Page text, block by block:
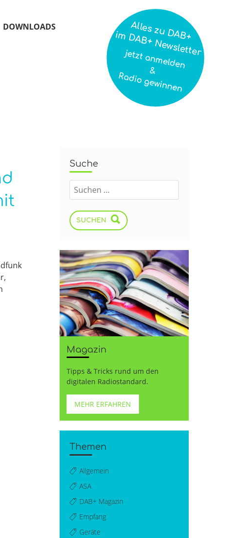
DOWNLOADS
Suche
SUCHEN
Magazin
Tipps & Tricks rund um den
digitalen Radiostandard.
MEHR ERFAHREN
Themen
Allgemein
ASA
DAB+ Magazin
Empfang
Geräte
Alles zu DAB+
im DAB+ Newsletter
jetzt anmelden
&
Radio gewinnen